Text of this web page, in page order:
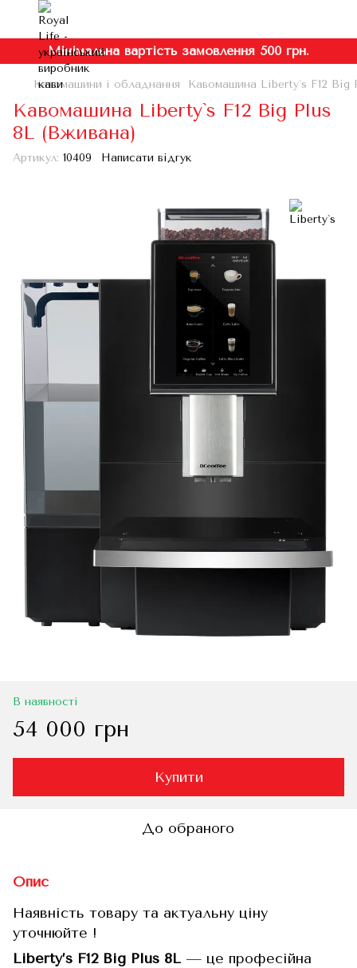
Мінімальна вартість замовлення 500 грн.
Кавомашини і обладнання Кавомашина Liberty`s F12 Big
Кавомашина Liberty`s F12 Big Plus
8L (Вживана)
Артикул: 10409 Написати відгук
В наявності
54 000 грн
Купити
До обраного
Опис
Наявність товару та актуальну ціну
уточнюйте !
Liberty’s F12 Big Plus 8L — це професійна